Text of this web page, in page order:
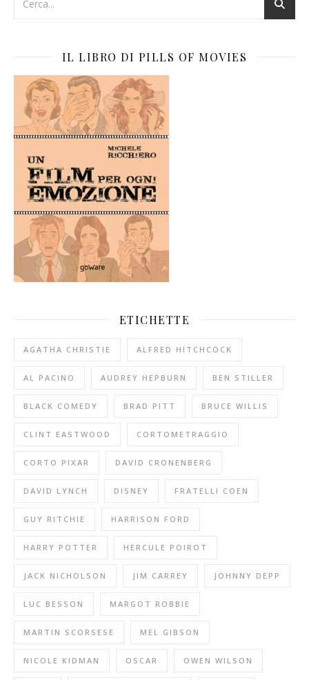
IL LIBRO DI PILLS OF MOVIES
ETICHETTE
AGATHA CHRISTIE ALFRED HITCHCOCK
AL PACINO AUDREY HEPBURN BEN STILLER
BLACK COMEDY BRAD PITT BRUCE WILLIS
CLINT EASTWOOD CORTOMETRAGGIO
CORTO PIXAR DAVID CRONENBERG
DAVID LYNCH DISNEY FRATELLI COEN
GUY RITCHIE HARRISON FORD
HARRY POTTER HERCULE POIROT
JACK NICHOLSON JIM CARREY JOHNNY DEPP
LUC BESSON MARGOT ROBBIE
MARTIN SCORSESE MEL GIBSON
NICOLE KIDMAN OSCAR OWEN WILSON